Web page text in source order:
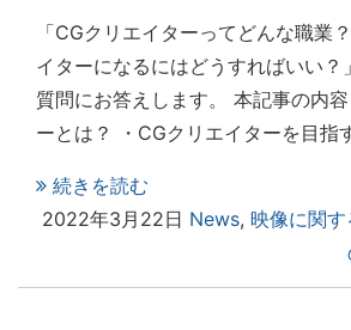
「CGクリエイターってどんな職業
イターになるにはどうすればいい？
質問にお答えします。 本記事の内
ーとは？ ・CGクリエイターを目指
続きを読む
2022年3月22日 News, 映像に関す